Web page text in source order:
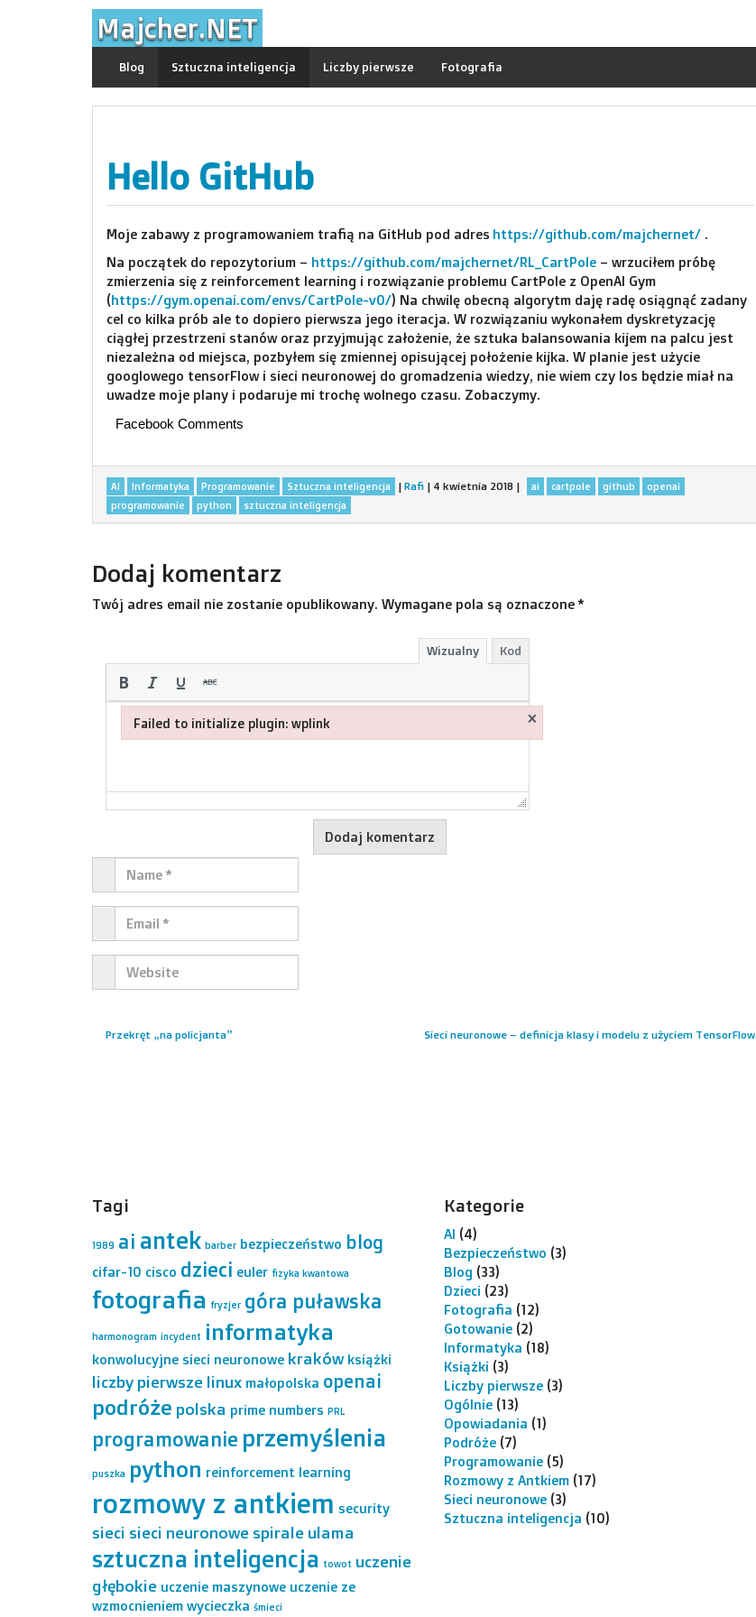
Majcher.NET
Blog Sztuczna inteligencja Liczby pierwsze Fotografia
Hello GitHub
Moje zabawy z programowaniem trafią na GitHub pod adres https://github.com/majchernet/ .
Na początek do repozytorium – https://github.com/majchernet/RL_CartPole – wrzuciłem próbę
zmierzenia się z reinforcement learning i rozwiązanie problemu CartPole z OpenAI Gym
(https://gym.openai.com/envs/CartPole-v0/) Na chwilę obecną algorytm daję radę osiągnąć zadany
cel co kilka prób ale to dopiero pierwsza jego iteracja. W rozwiązaniu wykonałem dyskretyzację
ciągłej przestrzeni stanów oraz przyjmując założenie, że sztuka balansowania kijem na palcu jest
niezależna od miejsca, pozbyłem się zmiennej opisującej położenie kijka. W planie jest użycie
googlowego tensorFlow i sieci neuronowej do gromadzenia wiedzy, nie wiem czy los będzie miał na
uwadze moje plany i podaruje mi trochę wolnego czasu. Zobaczymy.
Facebook Comments
AI Informatyka Programowanie Sztuczna inteligencja | Rafi | 4 kwietnia 2018 | ai cartpole github
openai
programowanie
python sztuczna inteligencja
Dodaj komentarz
Twój adres email nie zostanie opublikowany. Wymagane pola są oznaczone*
Wizualny Kod
Sieci neuronowe – definicja klasy i modelu z użyciem TensorFlow
Przekręt „na policjanta”
Tagi
1989 ai antek barber bezpieczeństwo blog
cifar-10 cisco dzieci euler fizyka kwantowa
fotografia fryzjer góra puławska
harmonogram incydent informatyka
konwolucyjne sieci neuronowe kraków książki
liczby pierwsze linux małopolska openai
podróże polska prime numbers PRL
programowanie przemyślenia
puszka python reinforcement learning
rozmowy z antkiem security
sieci sieci neuronowe spirale ulama
sztuczna inteligencja towot uczenie
głębokie uczenie maszynowe uczenie ze
wzmocnieniem wycieczka śmieci
Kategorie
AI (4)
Bezpieczeństwo (3)
Blog (33)
Dzieci (23)
Fotografia (12)
Gotowanie (2)
Informatyka (18)
Książki (3)
Liczby pierwsze (3)
Ogólnie (13)
Opowiadania (1)
Podróże (7)
Programowanie (5)
Rozmowy z Antkiem (17)
Sieci neuronowe (3)
Sztuczna inteligencja (10)
Failed to initialize plugin: wplink ×
Failed to initialize plugin: wplink